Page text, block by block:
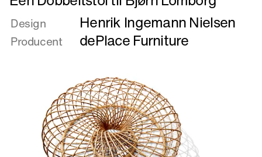
mere
om
Een
Dobbeltstol
Design Henrik Ingemann Nielsen
Producent dePlace Furniture